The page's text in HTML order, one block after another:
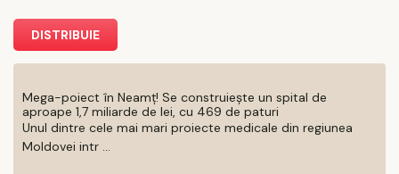
DISTRIBUIE
Mega-poiect în Neamț! Se construiește un spital de
aproape 1,7 miliarde de lei, cu 469 de paturi
Unul dintre cele mai mari proiecte medicale din regiunea
Moldovei intr ...